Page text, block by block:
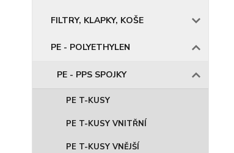
FILTRY, KLAPKY, KOŠE
PE - POLYETHYLEN
PE - PPS SPOJKY
PE T-KUSY
PE T-KUSY VNITŘNÍ
PE T-KUSY VNĚJŠÍ